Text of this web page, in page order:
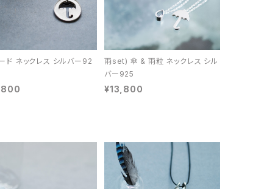
ド ネックレス シルバー92
雨set) 傘 & 雨粒 ネックレス シル
バー925
¥13,800